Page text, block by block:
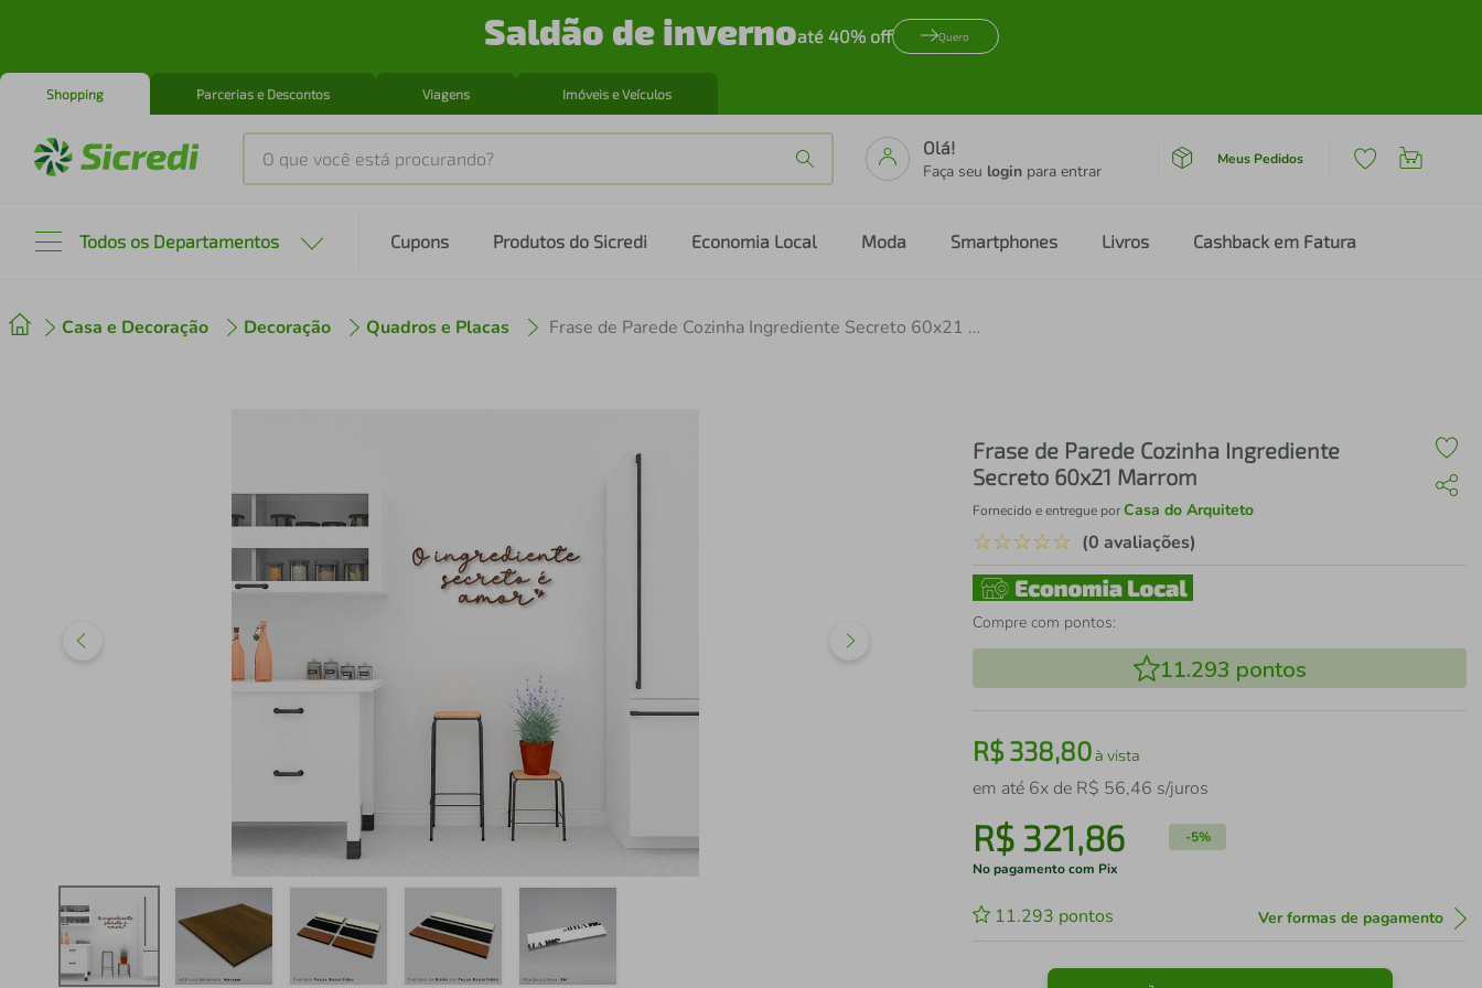
Saldão de invernoaté 40% off Quero
Shopping Parcerias e Descontos Viagens Imóveis e Veículos
O que você está procurando?
Olá!
Faça seu login para entrar
Meus Pedidos
Todos os Departamentos Cupons Produtos do Sicredi Economia Local Moda Smartphones Livros Cashback em Fatura
Casa e Decoração Decoração Quadros e Placas Frase de Parede Cozinha Ingrediente Secreto 60x21 Marrom
Frase de Parede Cozinha Ingrediente
Secreto 60x21 Marrom
Fornecido e entregue porCasa do Arquiteto
☆☆☆☆☆ (0 avaliações)
Compre com pontos:
11.293 pontos
R$338,80à vista
em até 6x de R$ 56,46 s/juros
R$ 321,86 -5%
No pagamento com Pix
11.293 pontos Ver formas de pagamento
º cafeteira
iphone